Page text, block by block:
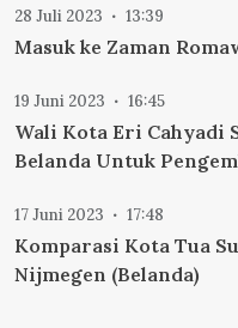
28 Juli 2023 13:39
Masuk ke Zaman
19 Juni 2023 16:45
Wali Kota Eri Cahyadi
Belanda Untuk
17 Juni 2023 17:48
Komparasi Kota Tua
Nijmegen (Belanda)